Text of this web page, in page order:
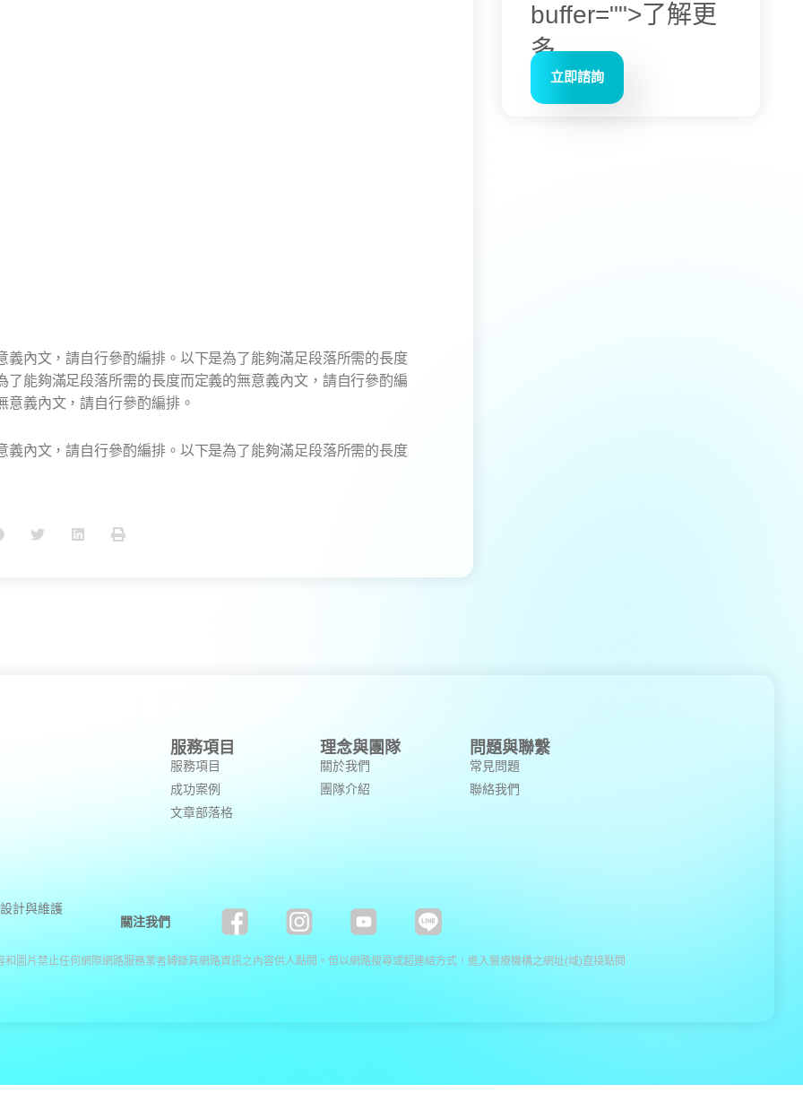
內文，請自行參酌編排。 以下是為了能夠滿足段落所需的長度
了能夠滿足段落所需的長度而定義的無意義內文，請自行參酌編
義內文，請自行參酌編排。
內文，請自行參酌編排。 以下是為了能夠滿足段落所需的長度
buffer="">了解更
多
立即諮詢
服務項目
服務項目
成功案例
文章部落格
理念與團隊
關於我們
團隊介紹
問題與聯繫
常見問題
聯絡我們
計與維護
關注我們
圖片禁止任何網際網路服務業者轉錄其網路資訊之內容供人點閱。但以網路搜尋或超連結方式，進入醫療機構之網址(域)直接點閱